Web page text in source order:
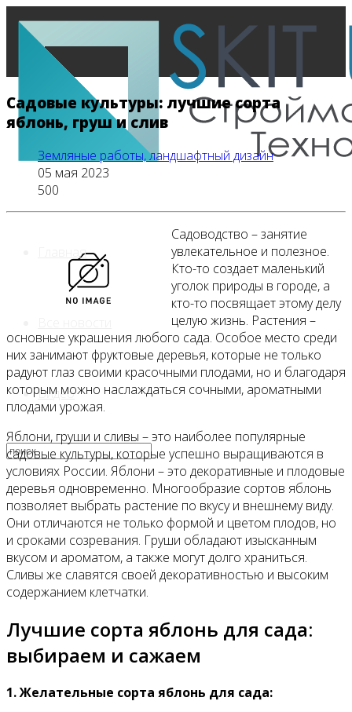
Главная
Видео
Садовые культуры: лучшие сорта
яблонь, груш и слив
Земляные работы, ландшафтный дизайн
05 мая 2023
500
Садоводство – занятие
увлекательное и полезное.
Кто-то создает маленький
уголок природы в городе, а
кто-то посвящает этому делу
целую жизнь. Растения –
основные украшения любого сада. Особое место среди
них занимают фруктовые деревья, которые не только
радуют глаз своими красочными плодами, но и благодаря
которым можно наслаждаться сочными, ароматными
плодами урожая.
Яблони, груши и сливы – это наиболее популярные
садовые культуры, которые успешно выращиваются в
условиях России. Яблони – это декоративные и плодовые
деревья одновременно. Многообразие сортов яблонь
позволяет выбрать растение по вкусу и внешнему виду.
Они отличаются не только формой и цветом плодов, но
и сроками созревания. Груши обладают изысканным
вкусом и ароматом, а также могут долго храниться.
Сливы же славятся своей декоративностью и высоким
содержанием клетчатки.
Лучшие сорта яблонь для сада:
выбираем и сажаем
1. Желательные сорта яблонь для сада: